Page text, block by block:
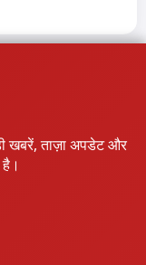
खबरें, ताज़ा अपडेट और
है।